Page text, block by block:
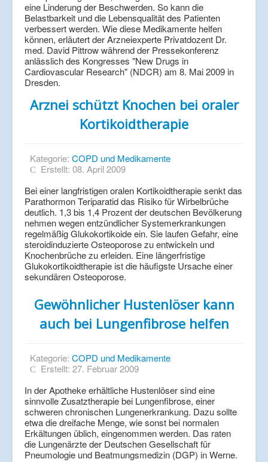
eine Linderung der Beschwerden. So kann die
Belastbarkeit und die Lebensqualität des Patienten
verbessert werden. Wie diese Medikamente helfen
können, erläutert der Arzneiexperte Privatdozent Dr.
med. David Pittrow während der Pressekonferenz
anlässlich des Kongresses "New Drugs in
Cardiovascular Research" (NDCR) am 8. Mai 2009 in
Dresden.
Arznei schützt Knochen bei oraler
Kortikoidtherapie
Kategorie: COPD und Medikamente
Erstellt: 08. April 2009
Bei einer langfristigen oralen Kortikoidtherapie senkt das
Parathormon Teriparatid das Risiko für Wirbelbrüche
deutlich. 1,3 bis 1,4 Prozent der deutschen Bevölkerung
nehmen wegen entzündlicher Systemerkrankungen
regelmäßig Glukokortikoide ein. Sie laufen Gefahr, eine
steroidinduzierte Osteoporose zu entwickeln und
Knochenbrüche zu erleiden. Eine längerfristige
Glukokortikoidtherapie ist die häufigste Ursache einer
sekundären Osteoporose.
Gewöhnlicher Hustenlöser kann
auch bei Lungenfibrose helfen
Kategorie: COPD und Medikamente
Erstellt: 27. Februar 2009
In der Apotheke erhältliche Hustenlöser sind eine
sinnvolle Zusatztherapie bei Lungenfibrose, einer
schweren chronischen Lungenerkrankung. Dazu sollte
etwa die dreifache Menge, wie sonst bei normalen
Erkältungen üblich, eingenommen werden. Das raten
die Lungenärzte der Deutschen Gesellschaft für
Pneumologie und Beatmungsmedizin (DGP) in Werne.